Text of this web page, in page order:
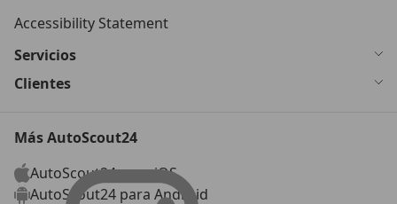
Accessibility Statement
Servicios
Clientes
Más AutoScout24
AutoScout24 para iOS
AutoScout24 para Android